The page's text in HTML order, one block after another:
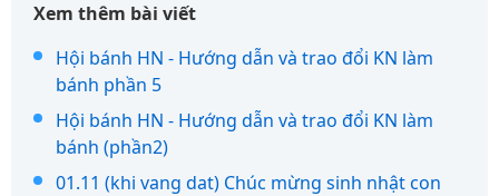
Xem thêm bài viết
Hội bánh HN - Hướng dẫn và trao đổi KN làm
bánh phần 5
Hội bánh HN - Hướng dẫn và trao đổi KN làm
bánh (phần2)
01.11 (khi vang dat) Chúc mừng sinh nhật con